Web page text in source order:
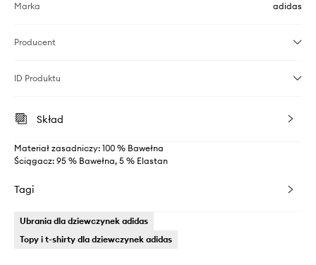
Marka adidas
Producent
ID Produktu
Skład
Materiał zasadniczy: 100 % Bawełna
Ściągacz: 95 % Bawełna, 5 % Elastan
Tagi
Ubrania dla dziewczynek adidas
Topy i t-shirty dla dziewczynek adidas